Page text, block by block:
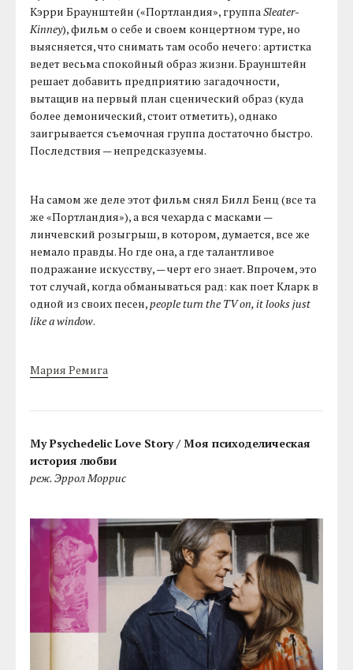
Кэрри Браунштейн («Портландия», группаSleater-
Kinney), фильм о себе и своем концертном туре, но
выясняется, что снимать там особо нечего: артистка
ведет весьма спокойный образ жизни. Браунштейн
решает добавить предприятию загадочности,
вытащив на первый план сценический образ (куда
более демонический, стоит отметить), однако
заигрывается съемочная группа достаточно быстро.
Последствия — непредсказуемы.
На самом же деле этот фильм снял Билл Бенц (все та
же «Портландия»), а вся чехарда с масками —
линчевский розыгрыш, в котором, думается, все же
немало правды. Но где она, а где талантливое
подражание искусству, — черт его знает. Впрочем, это
тот случай, когда обманываться рад: как поет Кларк в
одной из своих песен,people turn the TV on, it looks just
like a window.
Мария Ремига
My Psychedelic Love Story / Моя психоделическая
история любви
реж. Эррол Моррис